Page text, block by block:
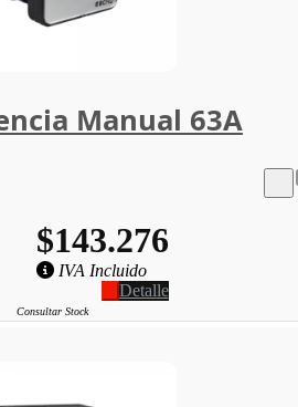
Manual 63A
$143.276
IVA Incluido
Detalle
Consultar Stock